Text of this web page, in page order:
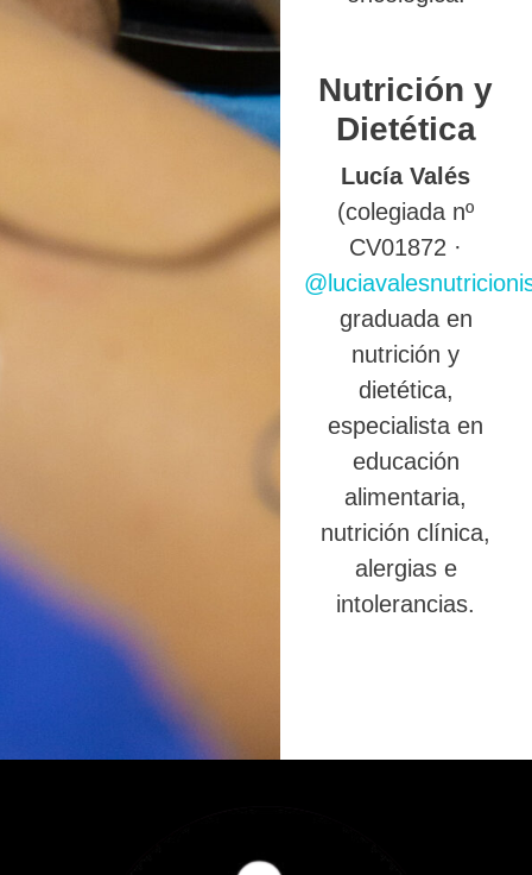
Nutrición y
Dietética
Lucía Valés
(colegiada nº
CV01872 ·
graduada en
nutrición y
dietética,
especialista en
educación
alimentaria,
nutrición clínica,
alergias e
intolerancias.